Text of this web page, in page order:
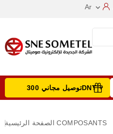
Ar 
توصيل مجاني 300DNT +
الصفحة الرئيسية COMPOSANTS